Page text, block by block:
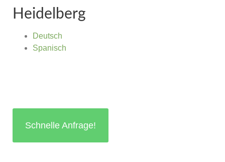
Heidelberg
Deutsch
Spanisch
Schnelle Anfrage!